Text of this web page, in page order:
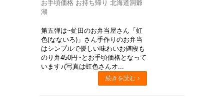
お手頃価格 お持ち帰り 北海道洞爺
湖
第五弾は~虻田のお弁当屋さん「虹
色(なないろ)」さん手作りのお弁当
はシンプルで優しい味わいお値段も
のり弁450円~とお手頃価格となって
います♪(写真は虹色さんオ...
続きを読む